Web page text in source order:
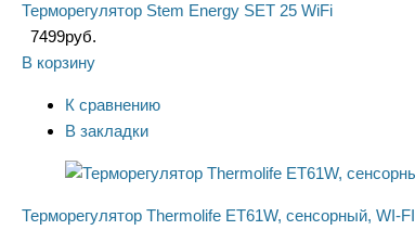
Терморегулятор Stem Energy SET 25 WiFi
7499руб.
В корзину
К сравнению
В закладки
Терморегулятор Thermolife ET61W, сенсорный, WI-FI